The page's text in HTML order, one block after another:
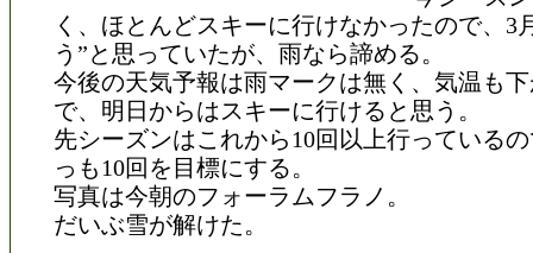
く、ほとんどスキーに行けなかったので、3
う”と思っていたが、雨なら諦める。
今後の天気予報は雨マークは無く、気温も
で、明日からはスキーに行けると思う。
先シーズンはこれから10回以上行っている
っも10回を目標にする。
写真は今朝のフォーラムフラノ。
だいぶ雪が解けた。